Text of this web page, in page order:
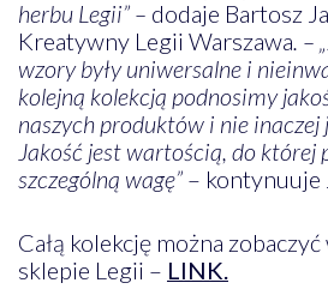
herbu Legii” – dodaje Bartosz
Kreatywny Legii Warszawa. –
wzory były uniwersalne i
kolejną kolekcją podnosimy
naszych produktów i nie inaczej
Jakość jest wartością, do której
szczególną wagę”– kontynuuje
Całą kolekcję można
sklepie Legii – LINK.